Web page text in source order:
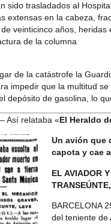
sido trasladados al
extensas en la cabeza,
veinticinco años,
de la columna
de la catástrofe la
impedir que la multitud
depósito de gasolina, lo
– Así relataba «El Heraldo
Un avión que
capota y cae
EL AVIADOR
BARCELONA
del teniente de